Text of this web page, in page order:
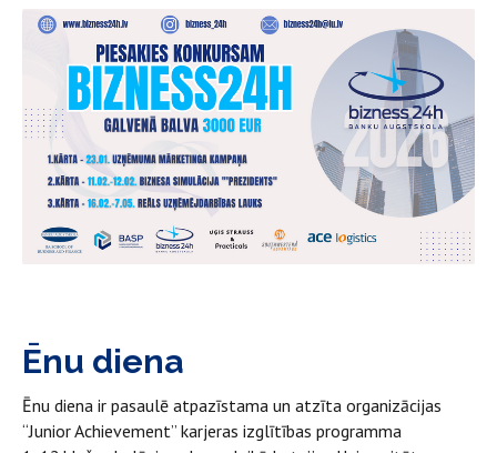
Ēnu diena
Ēnu diena ir pasaulē atpazīstama un atzīta organizācijas
“Junior Achievement” karjeras izglītības programma